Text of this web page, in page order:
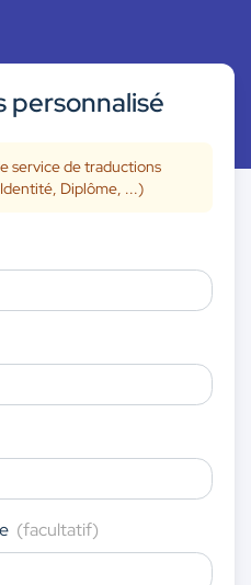
personnalisé
service de traductions
Diplôme, ...)
(facultatif)